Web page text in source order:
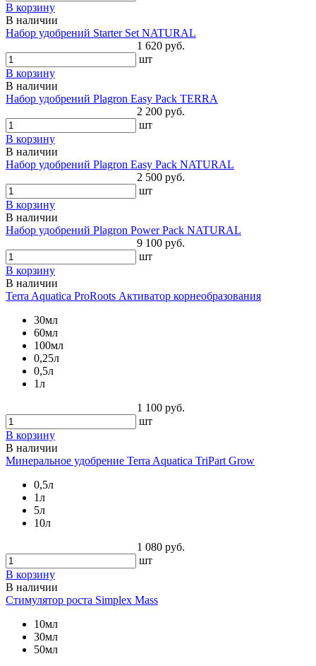
В корзину
В наличии
Набор удобрений Starter Set NATURAL
1 620 руб.
шт
В корзину
В наличии
Набор удобрений Plagron Easy Pack TERRA
2 200 руб.
шт
В корзину
В наличии
Набор удобрений Plagron Easy Pack NATURAL
2 500 руб.
шт
В корзину
В наличии
Набор удобрений Plagron Power Pack NATURAL
9 100 руб.
шт
В корзину
В наличии
Terra Aquatica ProRoots Активатор корнеобразования
30мл
60мл
100мл
0,25л
0,5л
1л
1 100 руб.
шт
В корзину
В наличии
Минеральное удобрение Terra Aquatica TriPart Grow
0,5л
1л
5л
10л
1 080 руб.
шт
В корзину
В наличии
Стимулятор роста Simplex Mass
10мл
30мл
50мл